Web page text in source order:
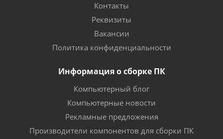
Контакты
Реквизиты
Вакансии
Политика конфиденциальности
Информация о сборке ПК
Компьютерный блог
Компьютерные новости
Рекламные предложения
Производители компонентов для сборки ПК